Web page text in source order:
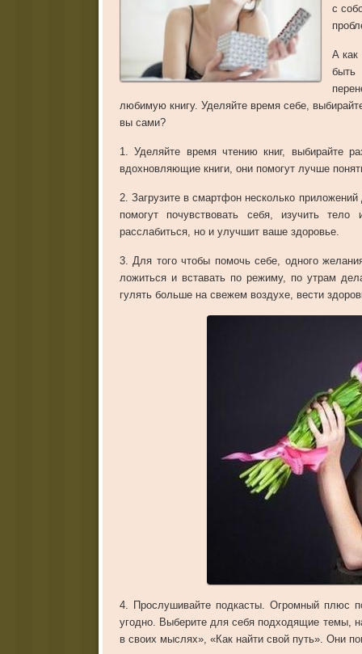
с
А как
быть
любимую книгу. Уделяйте время себе,
вы сами?
1. Уделяйте время чтению книг, выбирайте
вдохновляющие книги, они помогут лучше
2. Загрузите в смартфон несколько
помогут почувствовать себя, изучить
расслабиться, но и улучшит ваше здоровье.
3. Для того чтобы помочь себе, одного
ложиться и вставать по режиму, по утрам
гулять больше на свежем воздухе, вести
4. Прослушивайте подкасты. Огромный плюс
угодно. Выберите для себя подходящие темы,
в своих мыслях», «Как найти свой путь». Они